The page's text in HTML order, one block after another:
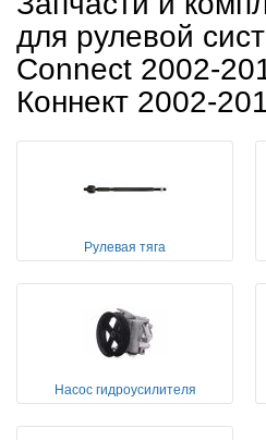
для рулевой
Connect 2002-
Коннект 2002-
Рулевая тяга
Насос гидроусилителя